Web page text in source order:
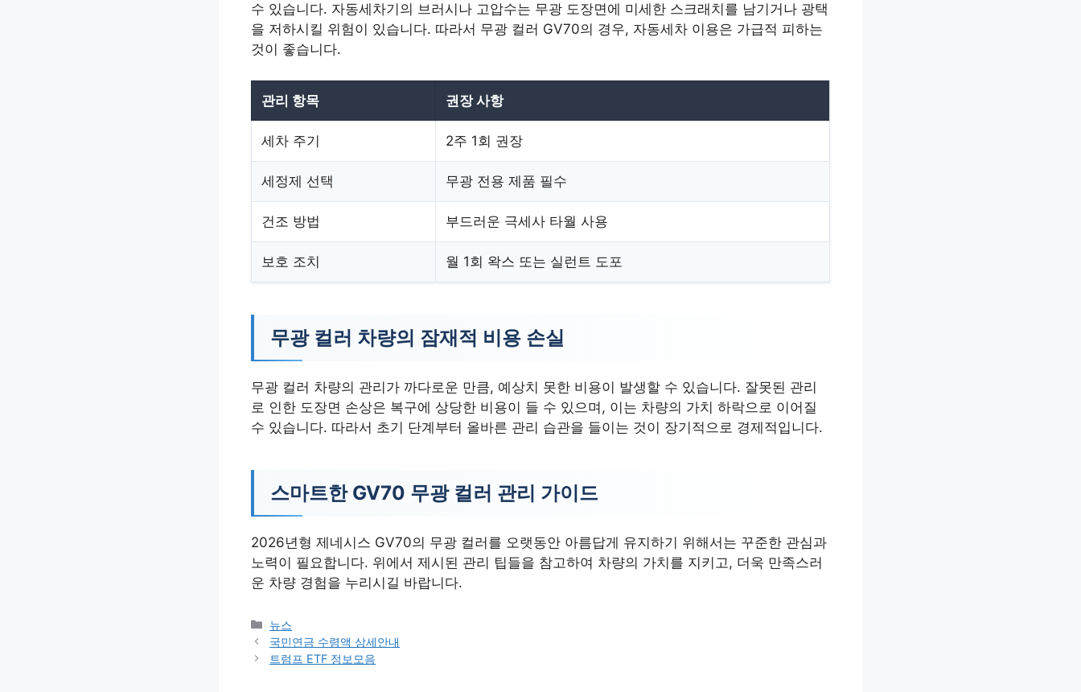
수 있습니다. 자동세차기의 브러시나 고압수는 무광 도장면에 미세한 스크래치를 남기거나 광택
을 저하시킬 위험이 있습니다. 따라서 무광 컬러 GV70의 경우, 자동세차 이용은 가급적 피하는
것이 좋습니다.
관리 항목 권장 사항
세차 주기 2주 1회 권장
세정제 선택 무광 전용 제품 필수
건조 방법 부드러운 극세사 타월 사용
보호 조치 월 1회 왁스 또는 실런트 도포
무광 컬러 차량의 잠재적 비용 손실
무광 컬러 차량의 관리가 까다로운 만큼, 예상치 못한 비용이 발생할 수 있습니다. 잘못된 관리
로 인한 도장면 손상은 복구에 상당한 비용이 들 수 있으며, 이는 차량의 가치 하락으로 이어질
수 있습니다. 따라서 초기 단계부터 올바른 관리 습관을 들이는 것이 장기적으로 경제적입니다.
스마트한 GV70 무광 컬러 관리 가이드
2026년형 제네시스 GV70의 무광 컬러를 오랫동안 아름답게 유지하기 위해서는 꾸준한 관심과
노력이 필요합니다. 위에서 제시된 관리 팁들을 참고하여 차량의 가치를 지키고, 더욱 만족스러
운 차량 경험을 누리시길 바랍니다.
카
테
고
뉴스
국민연금 수령액 상세안내
트럼프 ETF 정보모음